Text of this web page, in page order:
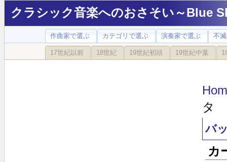
クラシック音楽へのおさそい～Blue
作曲家で選ぶ カテゴリで選ぶ 演奏家で選ぶ 不
17世紀以前 18世紀 19世紀初頭 19世紀中葉
タ
バ
カ